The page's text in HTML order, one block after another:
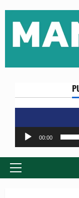
content
00:00
Primary